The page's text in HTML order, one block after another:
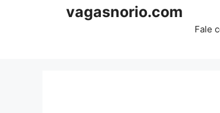
vagasnorio.com
Fale